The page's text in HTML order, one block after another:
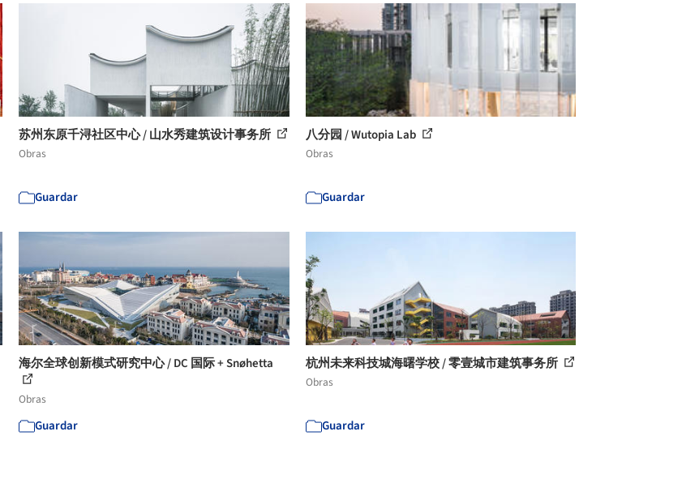
苏州东原千浔社区中心 / 山水秀建筑设计事务所
Obras
Guardar
八分园 / Wutopia Lab
Obras
Guardar
海尔全球创新模式研究中心 / DC 国际 + Snøhetta
Obras
Guardar
杭州未来科技城海曙学校 / 零壹城市建筑事务所
Obras
Guardar